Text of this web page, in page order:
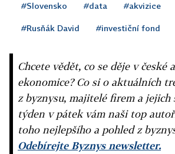
#Slovensko #data #akvizice
#Rusňák David #investiční fond
Chcete vědět, co se děje v české
ekonomice? Co si o aktuálních
z byznysu, majitelé firem a jejich
týden v pátek vám naši top
toho nejlepšího a pohled z
Odebírejte Byznys newsletter.